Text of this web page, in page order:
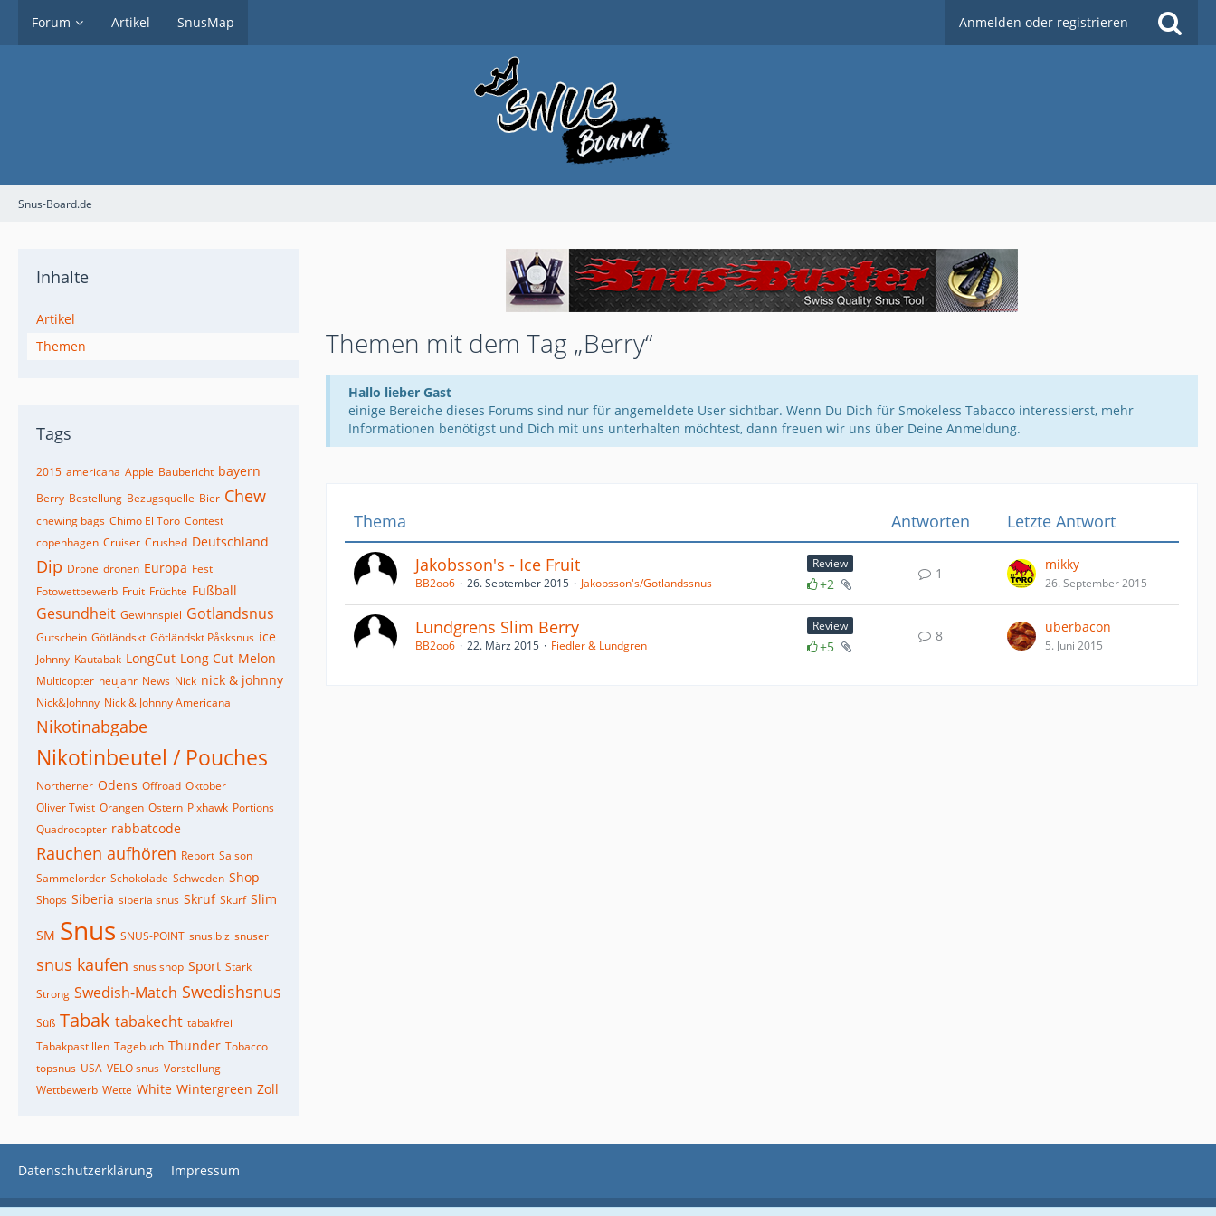
Forum Artikel SnusMap Anmelden oder registrieren
Snus-Board.de
Inhalte
Artikel
Themen
Tags
2015 americana Apple Baubericht bayern
Berry Bestellung Bezugsquelle Bier Chew
chewing bags Chimo El Toro Contest
copenhagen Cruiser Crushed Deutschland
Dip Drone dronen Europa Fest
Fotowettbewerb Fruit Früchte Fußball
Gesundheit Gewinnspiel Gotlandsnus
Gutschein Götländskt Götländskt Påsksnus ice
Johnny Kautabak LongCut Long Cut Melon
Multicopter neujahr News Nick nick & johnny
Nick&Johnny Nick & Johnny Americana
Nikotinabgabe
Nikotinbeutel / Pouches
Northerner Odens Offroad Oktober
Oliver Twist Orangen Ostern Pixhawk Portions
Quadrocopter rabbatcode
Rauchen aufhören Report Saison
Sammelorder Schokolade Schweden Shop
Shops Siberia siberia snus Skruf Skurf Slim
SM Snus SNUS-POINT snus.biz snuser
snus kaufen snus shop Sport Stark
Strong Swedish-Match Swedishsnus
Süß Tabak tabakecht tabakfrei
Tabakpastillen Tagebuch Thunder Tobacco
topsnus USA VELO snus Vorstellung
Wettbewerb Wette White Wintergreen Zoll
Themen mit dem Tag „Berry“
Hallo lieber Gast
einige Bereiche dieses Forums sind nur für angemeldete User sichtbar. Wenn Du Dich für Smokeless Tabacco interessierst, mehr
Informationen benötigst und Dich mit uns unterhalten möchtest, dann freuen wir uns über Deine Anmeldung.
Thema Antworten Letzte Antwort
Review
Jakobsson's - Ice Fruit
+2
BB2oo6 26. September 2015 Jakobsson's/Gotlandssnus
1
mikky
26. September 2015
Review
Lundgrens Slim Berry
+5
BB2oo6 22. März 2015 Fiedler & Lundgren
8
uberbacon
5. Juni 2015
Datenschutzerklärung Impressum